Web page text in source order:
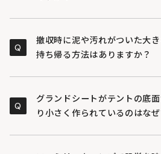
納時もコンパクトにまとまり
なファミリーキャンプやグル
Q
撤収時に泥や汚れがついた大
持ち帰る方法はありますか？
トが汚れてしまっても、バッ
と分けて収納できるため、清
Q
グランドシートがテントの底
り小さく作られているのはな